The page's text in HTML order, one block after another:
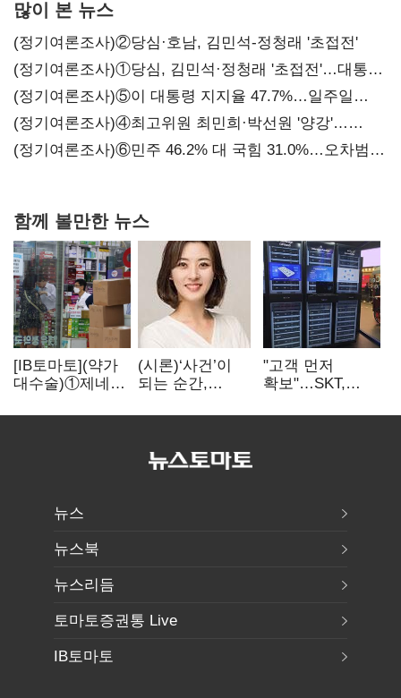
많이 본 뉴스
(정기여론조사)②당심·호남, 김민석-정청래 '초접전'
(정기여론조사)①당심, 김민석·정청래 '초접전'…대통령
지지도 '50% 아래로'(종합)
(정기여론조사)⑤이 대통령 지지율 47.7%…일주일
만에 다시 40%대
(정기여론조사)④최고위원 최민희·박선원 '양강'…
서미화·이성윤·임미애 뒤이어
(정기여론조사)⑥민주 46.2% 대 국힘 31.0%…오차범위
함께 볼만한 뉴스
[IB토마토](약가
대수술)①제네릭
제약사 수익성
(시론)‘사건’이
되는 순간,
살아난다
"고객 먼저
확보"…SKT,
'직접투자 최소화'
뉴스
뉴스북
뉴스리듬
토마토증권통 Live
IB토마토